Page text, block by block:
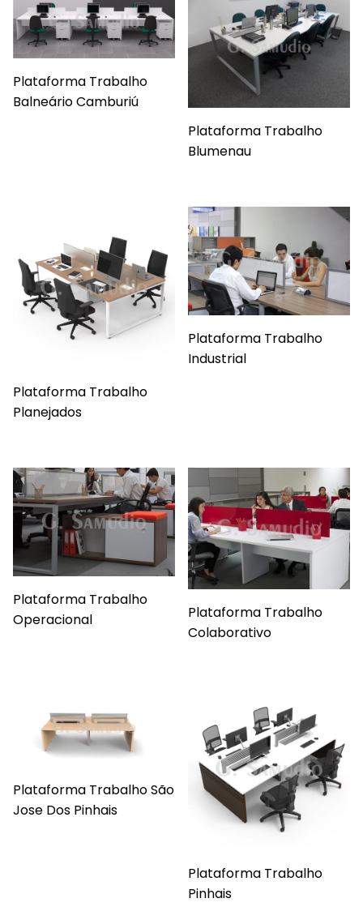
Plataforma Trabalho
Balneário Camburiú
Plataforma Trabalho
Blumenau
Plataforma Trabalho
Planejados
Plataforma Trabalho
Industrial
Plataforma Trabalho
Operacional
Plataforma Trabalho
Colaborativo
Plataforma Trabalho São
Jose Dos Pinhais
Plataforma Trabalho
Pinhais